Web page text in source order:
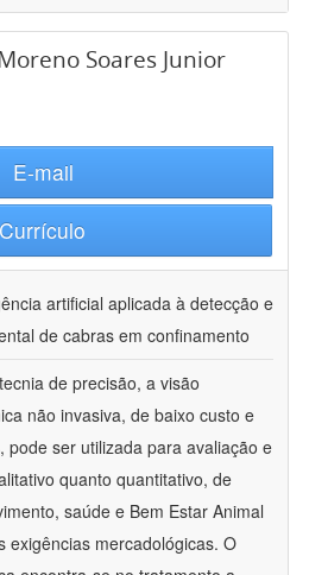
Soares Junior
E-mail
Currículo
artificial aplicada à detecção e
de cabras em confinamento
de precisão, a visão
não invasiva, de baixo custo e
pode ser utilizada para avaliação e
quanto quantitativo, de
saúde e Bem Estar Animal
exigências mercadológicas. O